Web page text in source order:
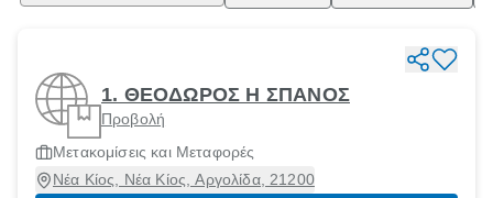
1. ΘΕΟΔΩΡΟΣ Η ΣΠΑΝΟΣ
Προβολή
Μετακομίσεις και Μεταφορές
Νέα Κίος, Νέα Κίος, Αργολίδα, 21200